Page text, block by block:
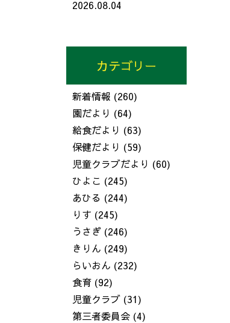
2026.08.04
カテゴリー
新着情報 (260)
園だより (64)
給食だより (63)
保健だより (59)
児童クラブだより (60)
ひよこ (245)
あひる (244)
りす (245)
うさぎ (246)
きりん (249)
らいおん (232)
食育 (92)
児童クラブ (31)
第三者委員会 (4)